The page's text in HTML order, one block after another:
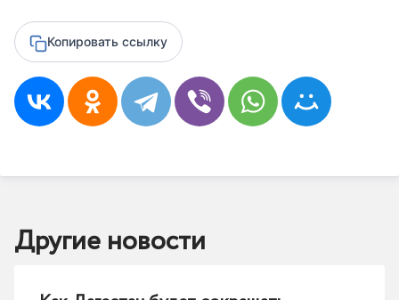
Копировать ссылку
Другие новости